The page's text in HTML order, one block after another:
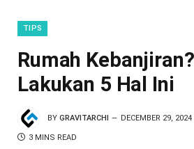
TIPS
Rumah
Lakukan 5 Hal Ini
BY GRAVITARCHI DECEMBER 29, 2024
3 MINS READ